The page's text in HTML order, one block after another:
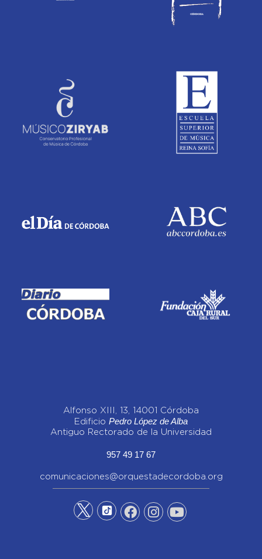
Alfonso XIII, 13, 14001 Córdoba
Edificio Pedro López de Alba
Antiguo Rectorado de la Universidad
957 49 17 67
comunicaciones@orquestadecordoba.org